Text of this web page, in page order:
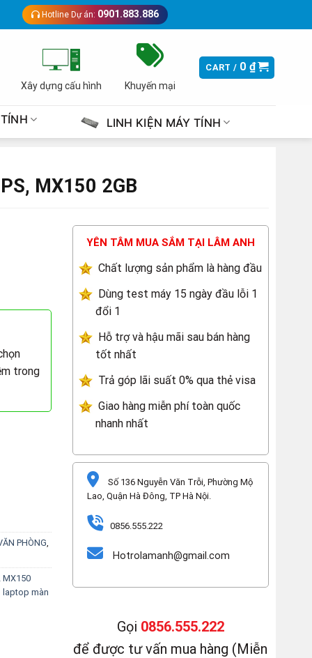
Hotline Dự án: 0901.883.886
Xây dựng cấu hình Khuyến mại
CART / 0 ₫
LINH KIỆN MÁY TÍNH
MX150 2GB
trong
PHÒNG,
MX150
laptop màn
YÊN TÂM MUA SẮM TẠI LÂM ANH
Chất lượng sản phẩm là hàng đầu
Dùng test máy 15 ngày đầu lỗi 1
đổi 1
Hỗ trợ và hậu mãi sau bán hàng
tốt nhất
Trả góp lãi suất 0% qua thẻ visa
Giao hàng miễn phí toàn quốc
nhanh nhất
Số 136 Nguyễn Văn Trỗi, Phường Mộ
Lao, Quận Hà Đông, TP Hà Nội.
0856.555.222
Hotrolamanh@gmail.com
Gọi 0856.555.222
để được tư vấn mua hàng (Miễn